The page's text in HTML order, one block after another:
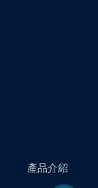
產品介紹